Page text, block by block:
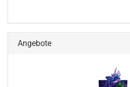
Angebote